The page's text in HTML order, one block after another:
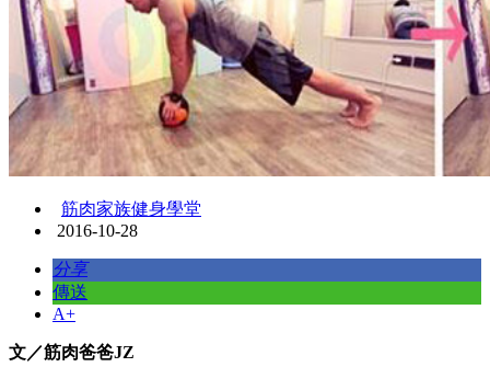
筋肉家族健身學堂
2016-10-28
分享
傳送
A+
文／筋肉爸爸JZ